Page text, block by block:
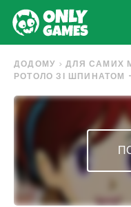
ДОДОМУ
ДЛЯ САМИХ
РОТОЛО ЗІ